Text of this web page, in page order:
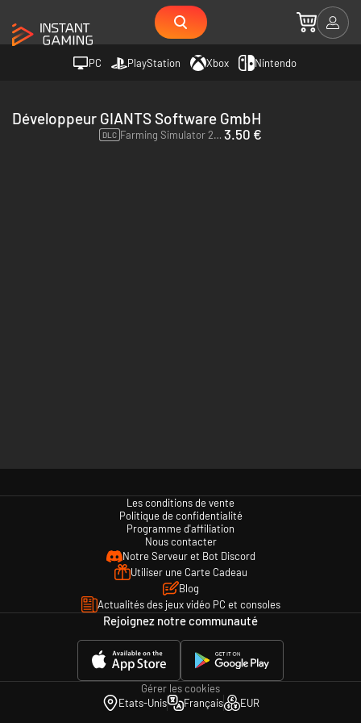
PC PlayStation Xbox Nintendo
Développeur GIANTS Software GmbH
DLC Farming Simulator 22 - Claas Xerion Saddle Trac Pack - PC & Mac (Steam) 3.50 €
Les conditions de vente
Politique de confidentialité
Programme d'affiliation
Nous contacter
Notre Serveur et Bot Discord
Utiliser une Carte Cadeau
Blog
Actualités des jeux vidéo PC et consoles
Rejoignez notre communauté
Gérer les cookies
Etats-Unis
Français EUR